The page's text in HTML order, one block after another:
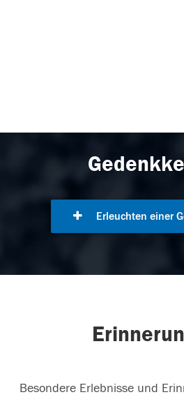
Erleuchten einer
Besondere Erlebnisse und